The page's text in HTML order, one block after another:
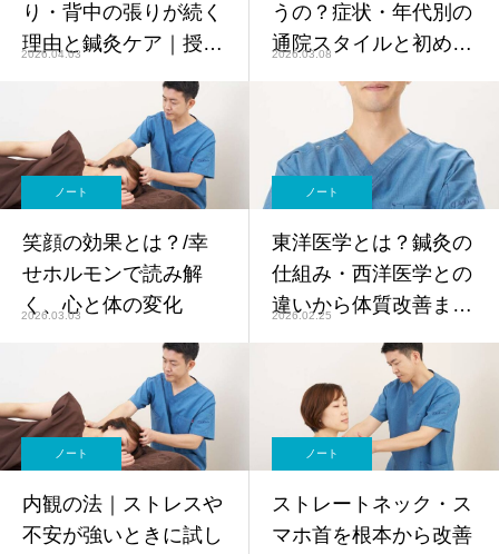
り・背中の張りが続く
理由と鍼灸ケア｜授乳
2026.04.03
うの？症状・年代別の
通院スタイルと初めて
師監修】
2026.03.08
ノート
笑顔の効果とは？/幸
せホルモンで読み解
く、心と体の変化
2026.03.03
ノート
東洋医学とは？鍼灸の
仕組み・西洋医学との
違いから体質改善まで
2026.02.25
ノート
内観の法｜ストレスや
不安が強いときに試し
ノート
ストレートネック・ス
マホ首を根本から改善